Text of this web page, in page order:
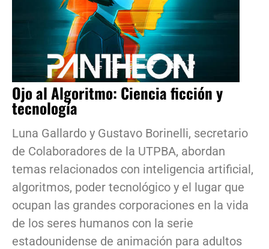
Ojo al Algoritmo: Ciencia ficción y
tecnología
Luna Gallardo y Gustavo Borinelli, secretario
de Colaboradores de la UTPBA, abordan
temas relacionados con inteligencia artificial,
algoritmos, poder tecnológico y el lugar que
ocupan las grandes corporaciones en la vida
de los seres humanos con la serie
estadounidense de animación para adultos